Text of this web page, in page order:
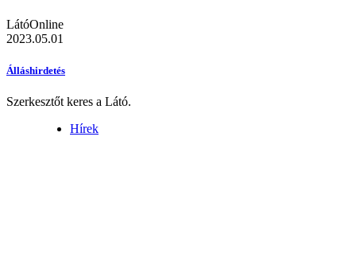
LátóOnline
2023.05.01
Álláshirdetés
Szerkesztőt keres a Látó.
Hírek